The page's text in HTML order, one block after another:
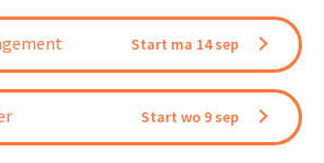
Start ma 14 sep
Start wo 9 sep